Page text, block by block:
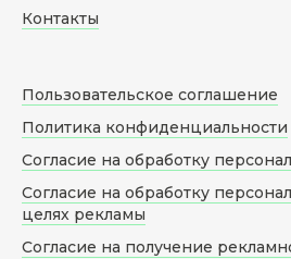
Контакты
Пользовательское соглашение
Политика конфиденциальности
Согласие на обработку
Согласие на обработку
целях рекламы
Согласие на получение